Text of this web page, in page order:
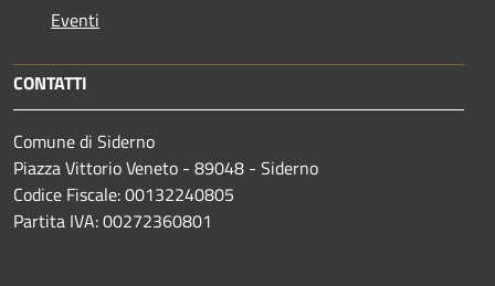
Eventi
CONTATTI
Comune di Siderno
Piazza Vittorio Veneto - 89048 - Siderno
Codice Fiscale: 00132240805
Partita IVA: 00272360801